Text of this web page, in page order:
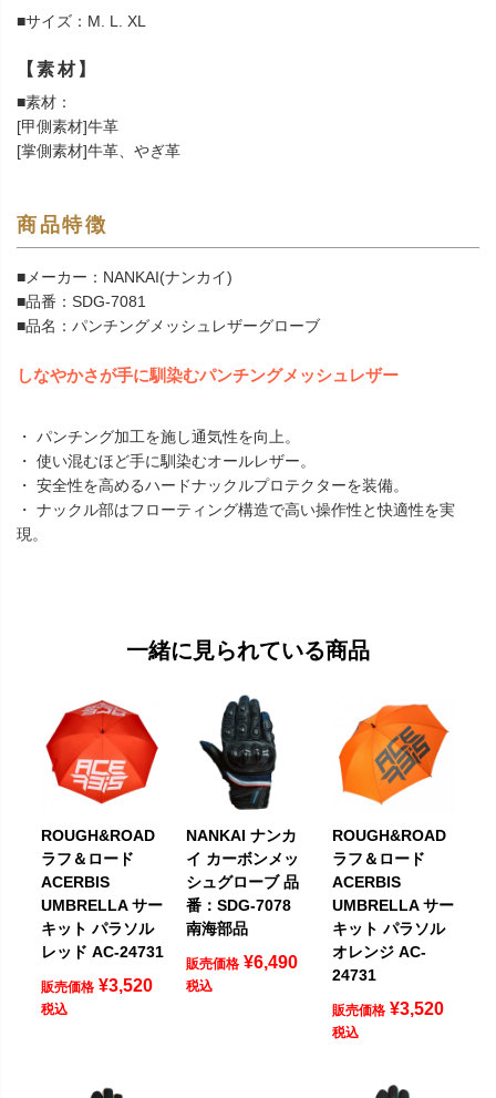
■サイズ：M. L. XL
【素材】
■素材：
[甲側素材]牛革
[掌側素材]牛革、やぎ革
商品特徴
■メーカー：NANKAI(ナンカイ)
■品番：SDG-7081
■品名：パンチングメッシュレザーグローブ
しなやかさが手に馴染むパンチングメッシュレザー
・ パンチング加工を施し通気性を向上。
・ 使い混むほど手に馴染むオールレザー。
・ 安全性を高めるハードナックルプロテクターを装備。
・ ナックル部はフローティング構造で高い操作性と快適性を実
現。
一緒に見られている商品
ROUGH&ROAD
ラフ＆ロード
ACERBIS
UMBRELLA サー
キット パラソル
レッド AC-24731
販売価格 ¥3,520
税込
NANKAI ナンカ
イ カーボンメッ
シュグローブ 品
番：SDG-7078
南海部品
販売価格 ¥6,490
税込
ROUGH&ROAD
ラフ＆ロード
ACERBIS
UMBRELLA サー
キット パラソル
オレンジ AC-
24731
販売価格 ¥3,520
税込